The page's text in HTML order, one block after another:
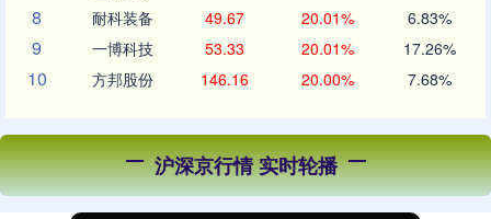
8 耐科装备 49.67 20.01% 6.83%
9 一博科技 53.33 20.01% 17.26%
10 方邦股份 146.16 20.00% 7.68%
沪深京行情 实时轮播